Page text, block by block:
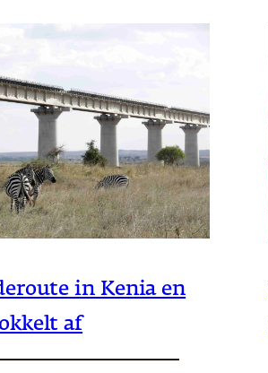
in Kenia en
af